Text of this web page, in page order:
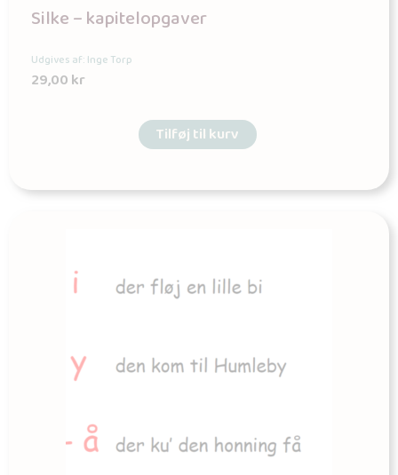
Silke – kapitelopgaver
Udgives af: Inge Torp
29,00kr
Tilføj til kurv